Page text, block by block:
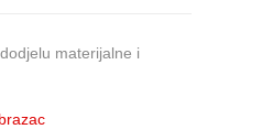
materijalne i